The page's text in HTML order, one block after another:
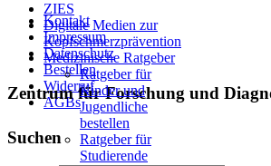
Kontakt
Impressum
Datenschutz
Bestellen
Widerruf
AGBs
Suchen
Zentrum für Forschung und
ZIES
Digitale Medien zur
Kopfschmerzprävention
Medizinische Ratgeber
Ratgeber für
Kinder und
Jugendliche
bestellen
Ratgeber für
Studierende